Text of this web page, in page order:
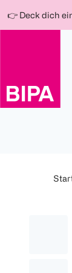
zum
👉 Deck dich